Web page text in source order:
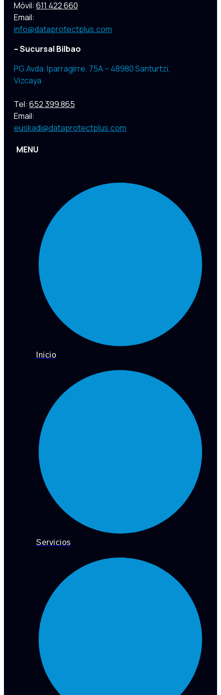
Móvil: 611 422 660
Email:
info@dataprotectplus.com
– Sucursal Bilbao
PG Avda. Iparragirre, 75A – 48980 Santurtzi,
Vizcaya
Tel: 652 399 865
Email:
euskadi@dataprotectplus.com
MENU
Inicio
Servicios